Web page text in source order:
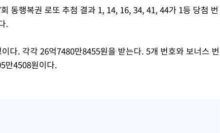
동행복권 로또 추첨 결과 1, 14, 16, 34, 41, 44가 1등 당첨 번
.
다. 각각 26억7480만8455원을 받는다. 5개 번호와 보너스 번
만4508원이다.